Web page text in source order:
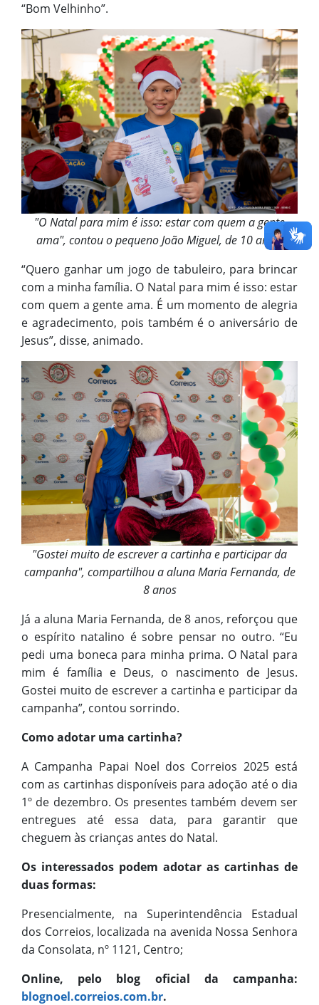
“Bom Velhinho”.
"O Natal para mim é isso: estar com quem a gente
ama", contou o pequeno João Miguel, de 10 anos
“Quero ganhar um jogo de tabuleiro, para brincar
com a minha família. O Natal para mim é isso: estar
com quem a gente ama. É um momento de alegria
e agradecimento, pois também é o aniversário de
Jesus”, disse, animado.
"Gostei muito de escrever a cartinha e participar da
campanha", compartilhou a aluna Maria Fernanda, de
8 anos
Já a aluna Maria Fernanda, de 8 anos, reforçou que
o espírito natalino é sobre pensar no outro. “Eu
pedi uma boneca para minha prima. O Natal para
mim é família e Deus, o nascimento de Jesus.
Gostei muito de escrever a cartinha e participar da
campanha”, contou sorrindo.
Como adotar uma cartinha?
A Campanha Papai Noel dos Correios 2025 está
com as cartinhas disponíveis para adoção até o dia
1º de dezembro. Os presentes também devem ser
entregues até essa data, para garantir que
cheguem às crianças antes do Natal.
Os interessados podem adotar as cartinhas de
duas formas:
Presencialmente, na Superintendência Estadual
dos Correios, localizada na avenida Nossa Senhora
da Consolata, nº 1121, Centro;
Online, pelo blog oficial da campanha:
blognoel.correios.com.br.